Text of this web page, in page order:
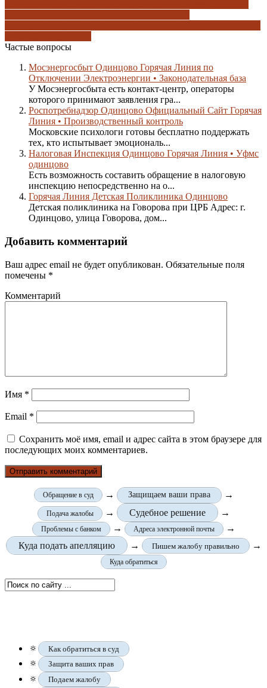
Частые вопросы
Мосэнергосбыт Одинцово Горячая Линия по
Отключении Электроэнергии • Законодательная база
У Мосэнергосбыта есть контакт-центр, операторы
которого принимают заявления гра...
Роспотребнадзор Одинцово Официальный Сайт Горячая
Линия • Производственный контроль
Московские психологи готовы бесплатно поддержать
тех, кто испытывает эмоциональ...
Налоговая Инспекция Одинцово Горячая Линия • Уфмс
одинцово
Есть возможность составить обращение в налоговую
инспекцию непосредственно на о...
Горячая Линия Детская Поликлиника Одинцово
Детская поликлиника на Говорова при ЦРБ Адрес: г.
Одинцово, улица Говорова, дом...
Добавить комментарий
Ваш адрес email не будет опубликован. Обязательные поля
помечены *
Комментарий
Имя *
Email *
Сохранить моё имя, email и адрес сайта в этом браузере для
последующих моих комментариев.
Обращение в суд → Защищаем ваши права →
Подача жалобы → Судебное решение →
Проблемы с банком → Адреса электронной почты
→
Куда подать апелляцию
→ Пишем жалобу правильно →
Куда обратиться
🔅 Как обратиться в суд
🔅 Защита ваших прав
🔅 Подаем жалобу